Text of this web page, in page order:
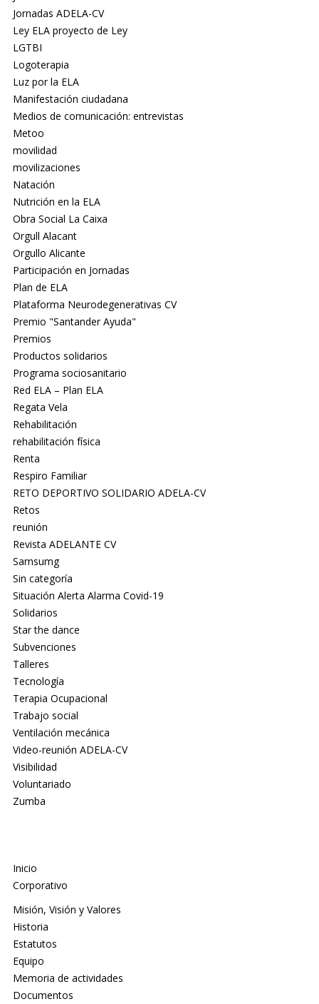
Jornadas ADELA-CV
Ley ELA proyecto de Ley
LGTBI
Logoterapia
Luz por la ELA
Manifestación ciudadana
Medios de comunicación: entrevistas
Metoo
movilidad
movilizaciones
Natación
Nutrición en la ELA
Obra Social La Caixa
Orgull Alacant
Orgullo Alicante
Participación en Jornadas
Plan de ELA
Plataforma Neurodegenerativas CV
Premio "Santander Ayuda"
Premios
Productos solidarios
Programa sociosanitario
Red ELA – Plan ELA
Regata Vela
Rehabilitación
rehabilitación física
Renta
Respiro Familiar
RETO DEPORTIVO SOLIDARIO ADELA-CV
Retos
reunión
Revista ADELANTE CV
Samsumg
Sin categoría
Situación Alerta Alarma Covid-19
Solidarios
Star the dance
Subvenciones
Talleres
Tecnología
Terapia Ocupacional
Trabajo social
Ventilación mecánica
Video-reunión ADELA-CV
Visibilidad
Voluntariado
Zumba
Inicio
Corporativo
Misión, Visión y Valores
Historia
Estatutos
Equipo
Memoria de actividades
Documentos